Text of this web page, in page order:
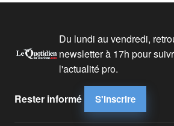
Du lundi au vendredi,
newsletter à 17h pour
l'actualité pro.
Rester informé S'inscrire